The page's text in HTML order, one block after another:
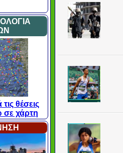
θέσεις
χάρτη